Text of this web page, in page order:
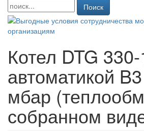
Поиск
Котел DTG
автоматикой
мбар
собранном